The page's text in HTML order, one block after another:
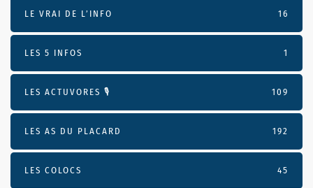
LE VRAI DE L’INFO 16
LES 5 INFOS 1
LES ACTUVORES 🎙 109
LES AS DU PLACARD 192
LES COLOCS 45